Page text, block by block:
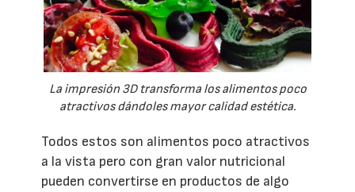
La impresión 3D transforma los alimentos poco
atractivos dándoles mayor calidad estética.
Todos estos son alimentos poco atractivos
a la vista pero con gran valor nutricional
pueden convertirse en productos de algo